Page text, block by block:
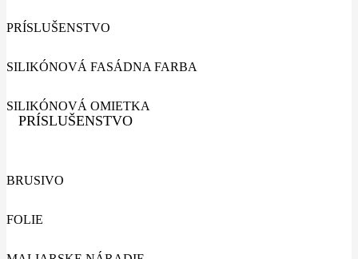
PRÍSLUŠENSTVO
SILIKÓNOVÁ FASÁDNA FARBA
SILIKÓNOVÁ OMIETKA
PRÍSLUŠENSTVO
BRUSIVO
FOLIE